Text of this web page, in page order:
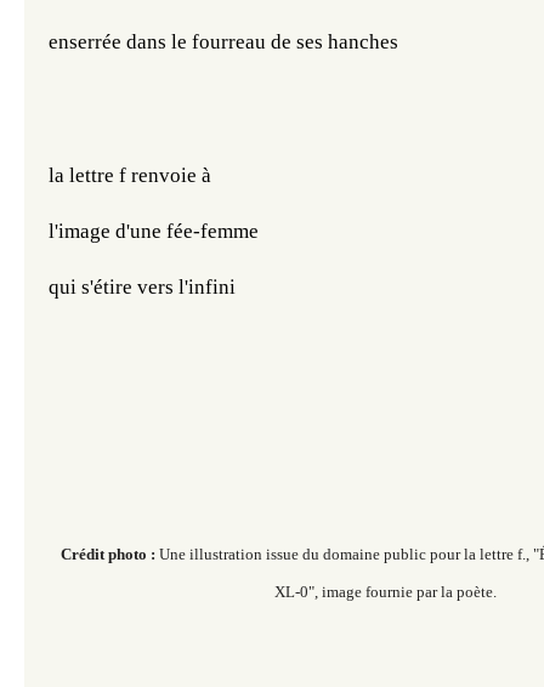
enserrée dans le fourreau de ses hanches
la lettre f renvoie à
l'image d'une fée-femme
qui s'étire vers l'infini
Crédit photo : Une illustration issue du domaine public pour la lettre f.,
XL-0", image fournie par la poète.